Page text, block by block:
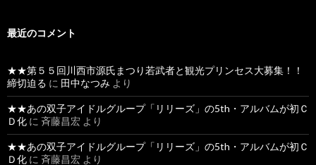
最近のコメント
★★第５５回川西市源氏まつり若武者と観光プリンセス大募集！！
締切迫る に 田中なつみ より
★★あの双子アイドルグループ「リリーズ」の5th・アルバムが初Ｃ
Ｄ化 に 斉藤昌宏 より
★★あの双子アイドルグループ「リリーズ」の5th・アルバムが初Ｃ
Ｄ化 に 斉藤昌宏 より